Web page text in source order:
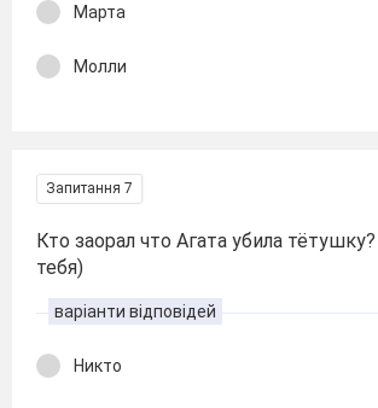
Марта
Молли
Запитання 7
Кто заорал что Агата убила
тебя)
варіанти відповідей
Никто